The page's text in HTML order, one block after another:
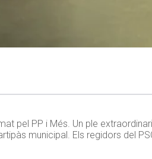
pel PP i Més. Un ple
municipal. Els regidors del